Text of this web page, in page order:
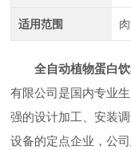
适用范围
全自动植物蛋白
有限公司是国内专业
强的设计加工、安装
设备的定点企业，公